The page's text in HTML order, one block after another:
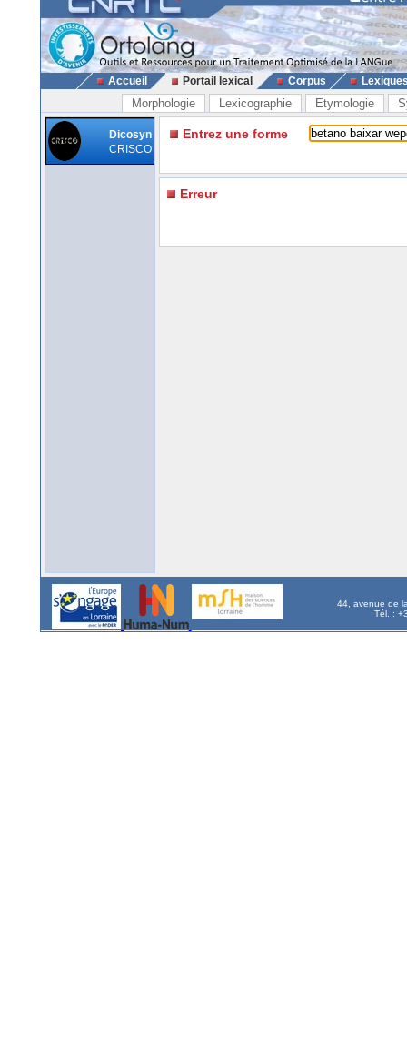
Accueil Portail lexical Corpus
Morphologie Lexicographie Etymologie
Dicosyn
CRISCO
Entrez une forme
Erreur
44, avenue de
Tél. :